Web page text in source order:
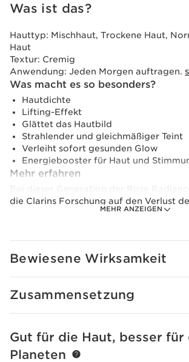
Was ist das?
MEHR ANZEIGEN
Hauttyp: Mischhaut, Trockene Haut,
Haut
Textur: Cremig
Anwendung: Jeden Morgen auftragen.
Was macht es so besonders?
Hautdichte
Lifting-Effekt
Glättet das Hautbild
Strahlender und gleichmäßiger Teint
Verleiht sofort gesunden Glow
Energiebooster für Haut und
Mehr erfahren
Bei dieser Generation der Rose
die Clarins Forschung auf den Verlust
Ausstrahlung der Haut in den
POWER], der zu einem gleichmäßigen
Schimmer, der sofort für eine gesunde
Clarins hat außerdem die Extrakte aus
Stechginster und biologischem
der durch den Hormonabfall in den
Bewiesene Wirksamkeit
Zusammensetzung
WEITER ZUM INHALT
Gut für die Haut, besser für
Planeten